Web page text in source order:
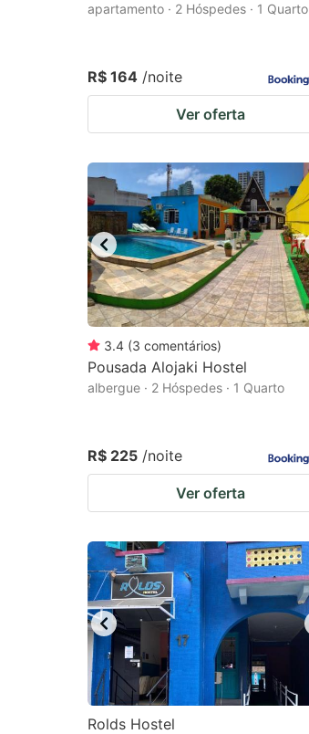
apartamento · 2 Hóspedes · 1 Quarto
R$ 164 /noite
Ver oferta
3.4 (3 comentários)
Pousada Alojaki Hostel
albergue · 2 Hóspedes · 1 Quarto
R$ 225 /noite
Ver oferta
Rolds Hostel